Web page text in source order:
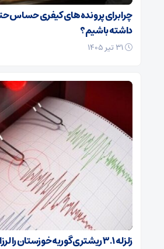
چرا برای پرونده‌های کیفری حساس
داشته باشیم؟
زلزله ۳.۱ ریشتری گوریه خوزستان را لرزاند